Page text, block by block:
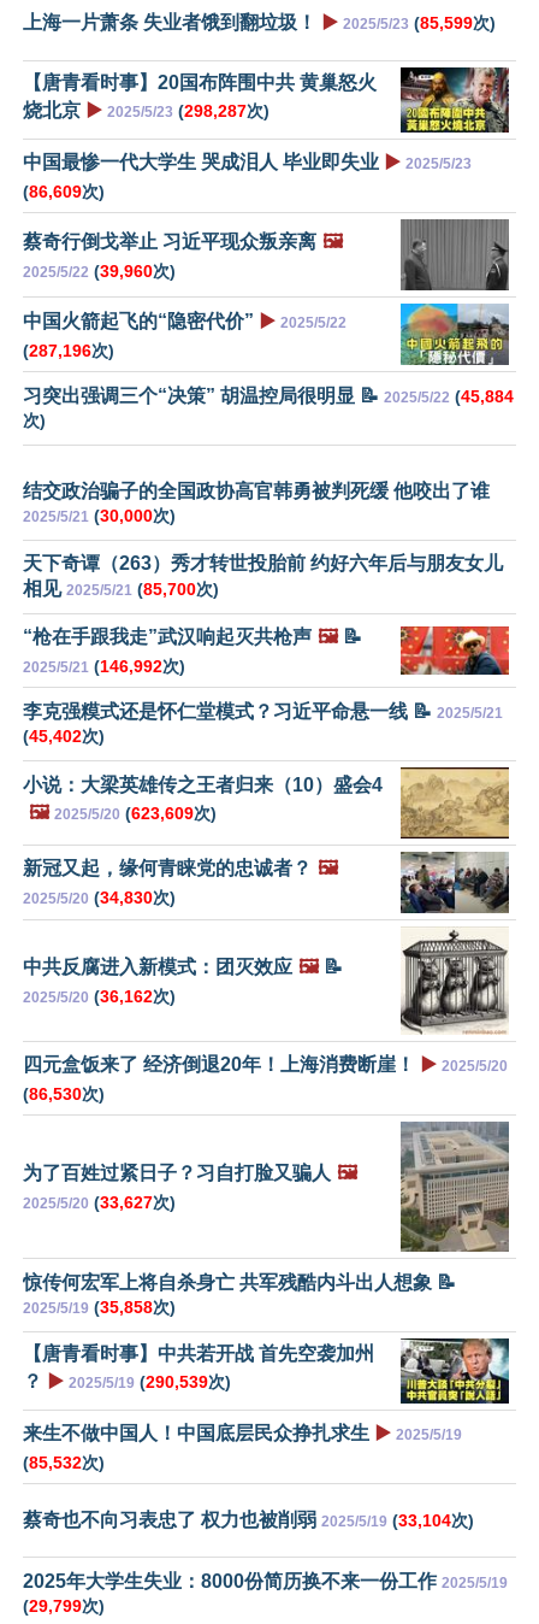
上海一片萧条 失业者饿到翻垃圾！ ▶️ 2025/5/23 (85,599次)
【唐青看时事】20国布阵围中共 黄巢怒火
烧北京 ▶️ 2025/5/23 (298,287次)
中国最惨一代大学生 哭成泪人 毕业即失业 ▶️ 2025/5/23
(86,609次)
蔡奇行倒戈举止 习近平现众叛亲离 🖼️
2025/5/22 (39,960次)
中国火箭起飞的“隐密代价” ▶️ 2025/5/22
(287,196次)
习突出强调三个“决策” 胡温控局很明显 📝 2025/5/22 (45,884
次)
结交政治骗子的全国政协高官韩勇被判死缓 他咬出了谁
2025/5/21 (30,000次)
天下奇谭（263）秀才转世投胎前 约好六年后与朋友女儿
相见 2025/5/21 (85,700次)
“枪在手跟我走”武汉响起灭共枪声 🖼️📝
2025/5/21 (146,992次)
李克强糢式还是怀仁堂模式？习近平命悬一线 📝 2025/5/21
(45,402次)
小说：大梁英雄传之王者归来（10）盛会4
🖼️ 2025/5/20 (623,609次)
新冠又起，缘何青睐党的忠诚者？ 🖼️
2025/5/20 (34,830次)
中共反腐进入新模式：团灭效应 🖼️📝
2025/5/20 (36,162次)
四元盒饭来了 经济倒退20年！上海消费断崖！ ▶️ 2025/5/20
(86,530次)
为了百姓过紧日子？习自打脸又骗人 🖼️
2025/5/20 (33,627次)
惊传何宏军上将自杀身亡 共军残酷内斗出人想象 📝
2025/5/19 (35,858次)
【唐青看时事】中共若开战 首先空袭加州
？
▶️ 2025/5/19 (290,539次)
来生不做中国人！中国底层民众挣扎求生 ▶️ 2025/5/19
(85,532次)
蔡奇也不向习表忠了 权力也被削弱 2025/5/19 (33,104次)
2025年大学生失业：8000份简历换不来一份工作 2025/5/19
(29,799次)